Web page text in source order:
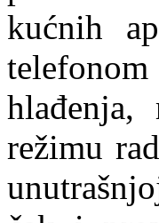
kućnih
režimu